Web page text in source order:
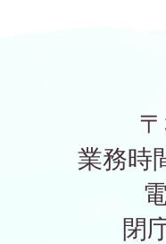
業務時
閉